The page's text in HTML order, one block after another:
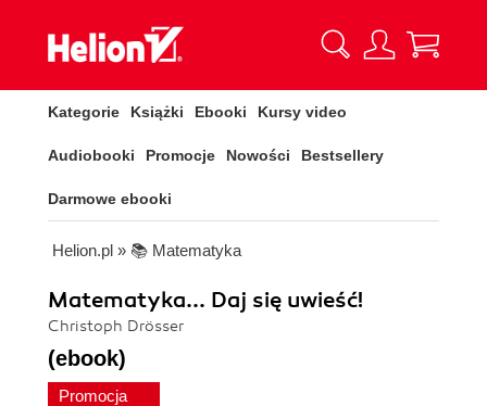
Kategorie Książki Ebooki Kursy video
Audiobooki Promocje Nowości Bestsellery
Darmowe ebooki
Helion.pl » 📚 Matematyka
Matematyka... Daj się uwieść!
Christoph Drösser
(ebook)
Promocja